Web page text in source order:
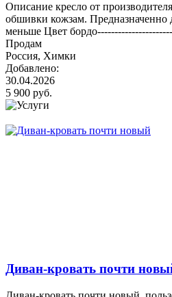
Описание кресло от
обшивки кожзам. Предназначенно
меньше Цвет
Продам
Россия, Химки
Добавлено:
30.04.2026
5 900 руб.
Диван-кровать почти